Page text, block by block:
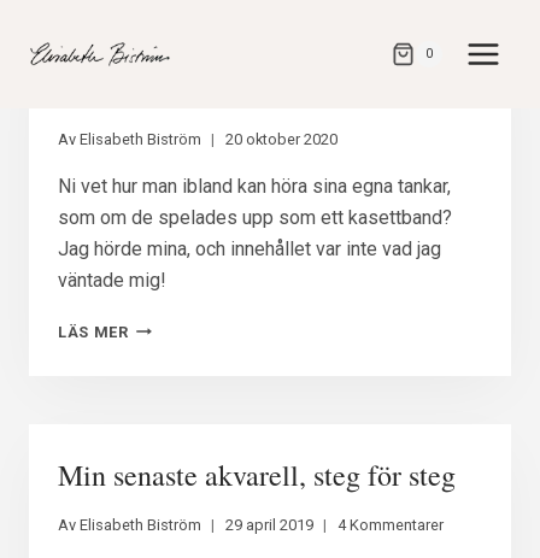
direkt
0
Av Elisabeth Biström 20 oktober 2020
Ni vet hur man ibland kan höra sina egna tankar,
som om de spelades upp som ett kasettband?
Jag hörde mina, och innehållet var inte vad jag
väntade mig!
LÄS MERREFLEKTION
Min senaste akvarell, steg för steg
Av Elisabeth Biström 29 april 2019 4 Kommentarer